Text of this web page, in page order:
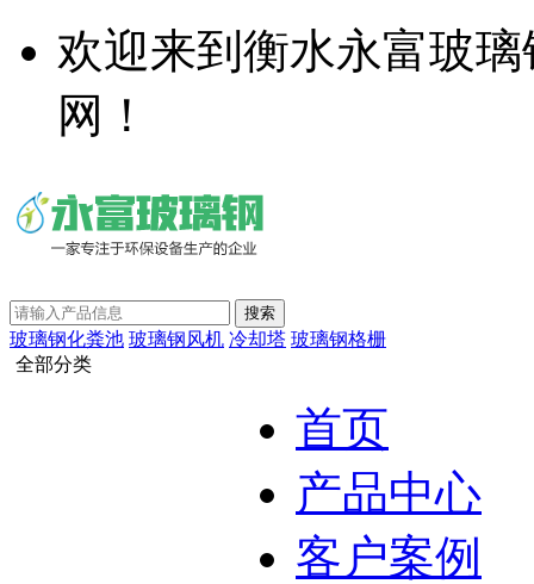
欢迎来到衡水永富玻
网！
玻璃钢化粪池 玻璃钢风机 冷却塔 玻璃钢格栅
全部分类
首页
产品中心
客户案例